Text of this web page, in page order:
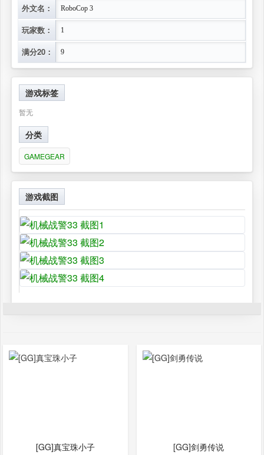
外文名： RoboCop 3
玩家数： 1
满分20： 9
游戏标签
暂无
分类
GAMEGEAR
游戏截图
[GG]真宝珠小子 [GG]剑勇传说